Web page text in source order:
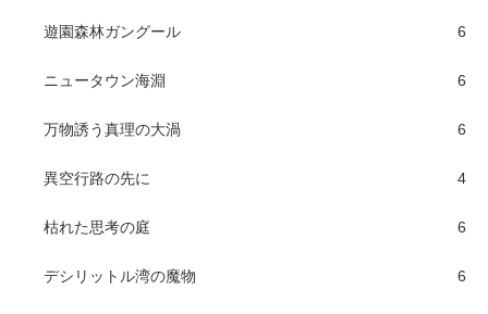
遊園森林ガングール 6
ニュータウン海淵 6
万物誘う真理の大渦 6
異空行路の先に 4
枯れた思考の庭 6
デシリットル湾の魔物 6